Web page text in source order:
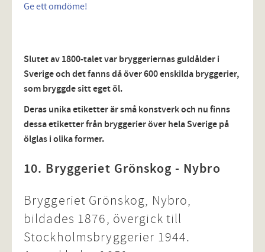
Ge ett omdöme!
Slutet av 1800-talet var bryggeriernas guldålder i
Sverige och det fanns då över 600 enskilda bryggerier,
som bryggde sitt eget öl.
Deras unika etiketter är små konstverk och nu finns
dessa etiketter från bryggerier över hela Sverige på
ölglas i olika former.
10. Bryggeriet Grönskog - Nybro
Bryggeriet Grönskog, Nybro,
bildades 1876, övergick till
Stockholmsbryggerier 1944.